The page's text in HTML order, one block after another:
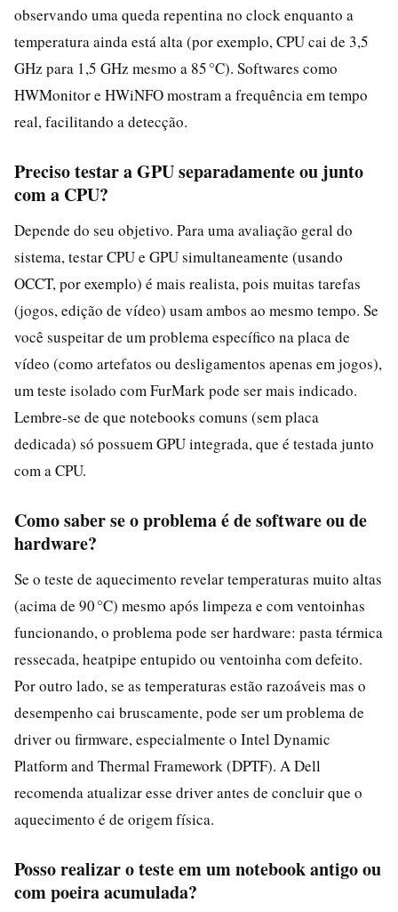
observando uma queda repentina no clock enquanto a
temperatura ainda está alta (por exemplo, CPU cai de 3,5
GHz para 1,5 GHz mesmo a 85 °C). Softwares como
HWMonitor e HWiNFO mostram a frequência em tempo
real, facilitando a detecção.
Preciso testar a GPU separadamente ou junto
com a CPU?
Depende do seu objetivo. Para uma avaliação geral do
sistema, testar CPU e GPU simultaneamente (usando
OCCT, por exemplo) é mais realista, pois muitas tarefas
(jogos, edição de vídeo) usam ambos ao mesmo tempo. Se
você suspeitar de um problema específico na placa de
vídeo (como artefatos ou desligamentos apenas em jogos),
um teste isolado com FurMark pode ser mais indicado.
Lembre-se de que notebooks comuns (sem placa
dedicada) só possuem GPU integrada, que é testada junto
com a CPU.
Como saber se o problema é de software ou de
hardware?
Se o teste de aquecimento revelar temperaturas muito altas
(acima de 90 °C) mesmo após limpeza e com ventoinhas
funcionando, o problema pode ser hardware: pasta térmica
ressecada, heatpipe entupido ou ventoinha com defeito.
Por outro lado, se as temperaturas estão razoáveis mas o
desempenho cai bruscamente, pode ser um problema de
driver ou firmware, especialmente o Intel Dynamic
Platform and Thermal Framework (DPTF). A Dell
recomenda atualizar esse driver antes de concluir que o
aquecimento é de origem física.
Posso realizar o teste em um notebook antigo ou
com poeira acumulada?